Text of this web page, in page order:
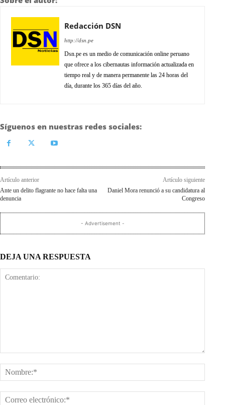
Redacción DSN
http://dsn.pe
Dsn.pe es un medio de comunicación online peruano
que ofrece a los cibernautas información actualizada en
tiempo real y de manera permanente las 24 horas del
día, durante los 365 días del año.
Síguenos en nuestras redes sociales:
Artículo anterior
Ante un delito flagrante no hace falta una
denuncia
Artículo siguiente
Daniel Mora renunció a su candidatura al
Congreso
- Advertisement -
DEJA UNA RESPUESTA